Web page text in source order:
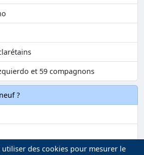
et 59 compagnons
?
des cookies pour mesurer le